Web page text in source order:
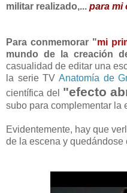
militar realizado,... para mi
Para conmemorar "mi
mundo de la creación
casualidad de editar una
la serie TV Anatomía de
científica del "efecto
subo para complementar la
Evidentemente, hay que
de la escena y quedándose